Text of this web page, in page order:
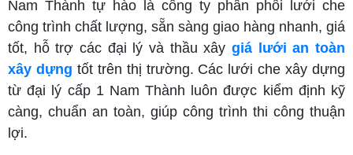
Nam Thành tự hào là công ty phân phối lưới che
công trình chất lượng, sẵn sàng giao hàng nhanh, giá
tốt, hỗ trợ các đại lý và thầu xây giá lưới an toàn
xây dựng tốt trên thị trường. Các lưới che xây dựng
từ đại lý cấp 1 Nam Thành luôn được kiểm định kỹ
càng, chuẩn an toàn, giúp công trình thi công thuận
lợi.